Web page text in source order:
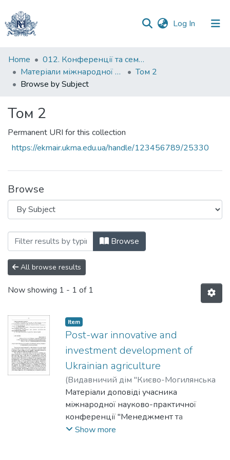
Log In (current)
Communities
&
Collections
Home
012. Конференції та семінари НаУКМА
Матеріали міжнародної науково-практичної конференції "Менеджмент та маркетинг як фактори розвитку бізнесу в умовах економіки відновлення", 18-19 квітня 2023 р.
Том 2
Browse by Subject
Том 2
Permanent URI for this collection
https://ekmair.ukma.edu.ua/handle/123456789/25330
Browse
Browsing Том 2 by Subject "agri-food
Browse
All browse results
Now showing 1 - 1 of 1
Item
Post-war innovative and
investment development of
Ukrainian agriculture
(Видавничий дім "Києво-Могилянська
академія", 2023)Shubravska, O.
Матеріали доповіді учасника
міжнародної науково-практичної
конференції "Менеджмент та
маркетинг як фактори розвитку бізнесу
Show more